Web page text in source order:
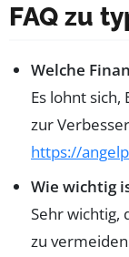
FAQ zu
Welche
Es lohnt
zur
https://
Wie wichtig
Sehr wichtig,
zu